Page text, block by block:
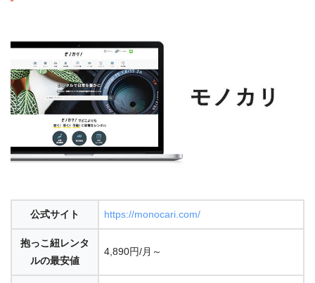
公式サイト https://monocari.com/
抱っこ紐レンタ
ルの最安値
4,890円/月～